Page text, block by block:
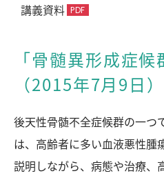
講義資料
「骨髄異形成症候
（2015年7月9日）
後天性骨髄不全症候群の一つ
は、高齢者に多い血液悪性腫
説明しながら、病態や治療、